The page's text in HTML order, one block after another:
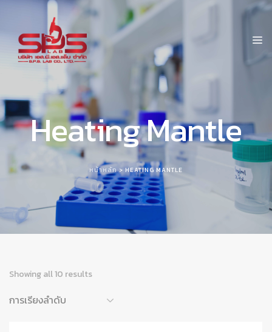
Heating Mantle
หน้าหลัก> HEATING MANTLE
Showing all 10 results